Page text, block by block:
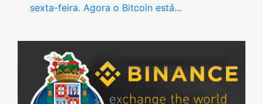
sexta-feira. Agora o Bitcoin está...